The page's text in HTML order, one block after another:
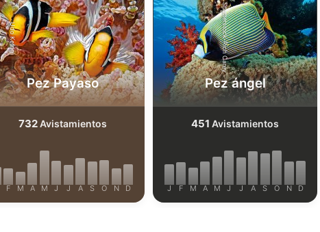
Udo Kefrig
Pez Payaso
732Avistamientos
F M A M J J A S O N D
Shutterstock-Rich Carey
Pez ángel
451 Avistamientos
J F M A M J J A S O N D